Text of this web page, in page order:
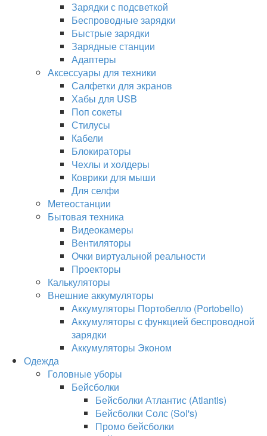
Зарядки с подсветкой
Беспроводные зарядки
Быстрые зарядки
Зарядные станции
Адаптеры
Аксессуары для техники
Салфетки для экранов
Хабы для USB
Поп сокеты
Стилусы
Кабели
Блокираторы
Чехлы и холдеры
Коврики для мыши
Для селфи
Метеостанции
Бытовая техника
Видеокамеры
Вентиляторы
Очки виртуальной реальности
Проекторы
Калькуляторы
Внешние аккумуляторы
Аккумуляторы Портобелло (Portobello)
Аккумуляторы с функцией беспроводной
зарядки
Аккумуляторы Эконом
Одежда
Головные уборы
Бейсболки
Бейсболки Атлантис (Atlantis)
Бейсболки Солс (Sol's)
Промо бейсболки